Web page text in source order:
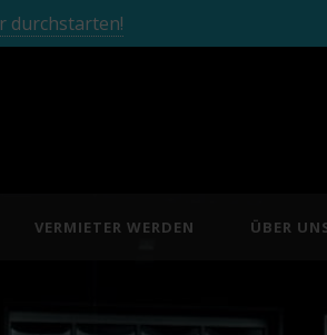
durchstarten!
VERMIETER WERDEN ÜBER